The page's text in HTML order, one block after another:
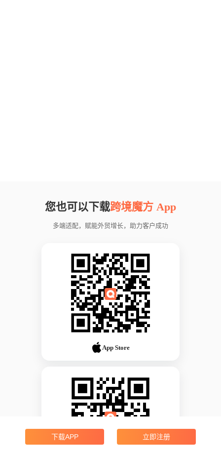
您也可以下载跨境魔方 App
多端适配，赋能外贸增长，助力客户成功
App Store
下载APP 立即注册